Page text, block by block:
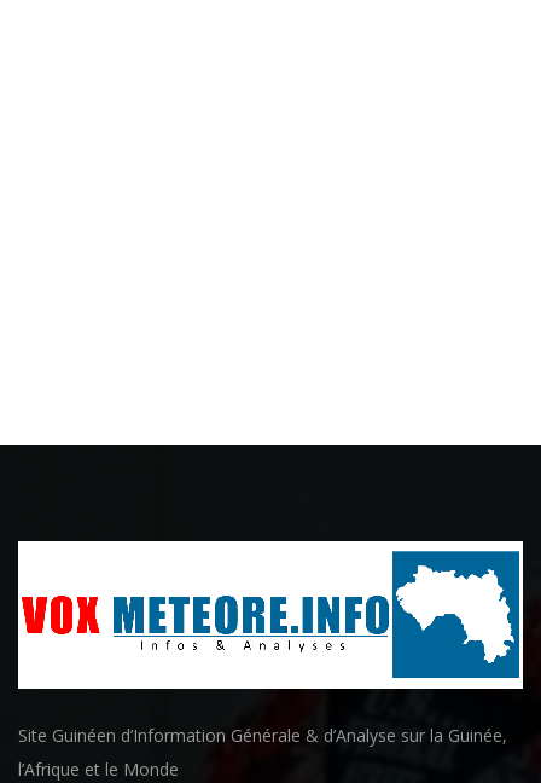
Site Guinéen d’Information Générale & d’Analyse sur la Guinée,
l’Afrique et le Monde